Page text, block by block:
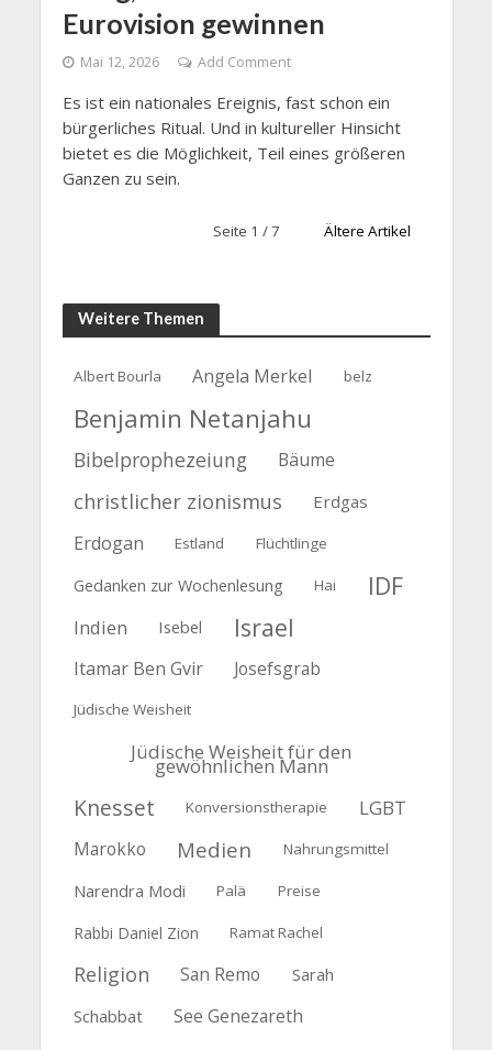
Eurovision gewinnen
Mai 12, 2026 Add Comment
Es ist ein nationales Ereignis, fast schon ein
bürgerliches Ritual. Und in kultureller Hinsicht
bietet es die Möglichkeit, Teil eines größeren
Ganzen zu sein.
Seite 1 / 7 Ältere Artikel
Weitere Themen
Albert Bourla Angela Merkel belz
Benjamin Netanjahu
Bibelprophezeiung Bäume
christlicher zionismus Erdgas
Erdogan Estland Flüchtlinge
Gedanken zur Wochenlesung Hai IDF
Indien Isebel Israel
Itamar Ben Gvir Josefsgrab
Jüdische Weisheit
Jüdische Weisheit für den
gewöhnlichen Mann
Knesset Konversionstherapie LGBT
Marokko Medien Nahrungsmittel
Narendra Modi Palä Preise
Rabbi Daniel Zion Ramat Rachel
Religion San Remo
Sarah
Schabbat
See Genezareth